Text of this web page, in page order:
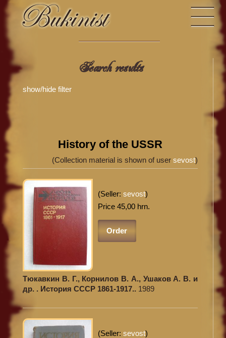
Search results
show/hide filter
History of the USSR
(Collection material is shown of user sevost)
(Seller: sevost)
Price 45,00 hrn.
Order
Тюкавкин В. Г., Корнилов В. А., Ушаков А. В. и
др. . История СССР 1861-1917.. 1989
(Seller: sevost)